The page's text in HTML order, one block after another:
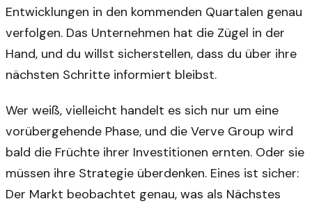
Entwicklungen in den kommenden Quartalen genau
verfolgen. Das Unternehmen hat die Zügel in der
Hand, und du willst sicherstellen, dass du über ihre
nächsten Schritte informiert bleibst.
Wer weiß, vielleicht handelt es sich nur um eine
vorübergehende Phase, und die Verve Group wird
bald die Früchte ihrer Investitionen ernten. Oder sie
müssen ihre Strategie überdenken. Eines ist sicher:
Der Markt beobachtet genau, was als Nächstes